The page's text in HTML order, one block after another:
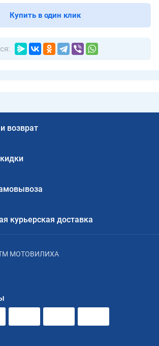
Купить в один клик
возврат
курьерская доставка
ТМ МОТОВИЛИХА